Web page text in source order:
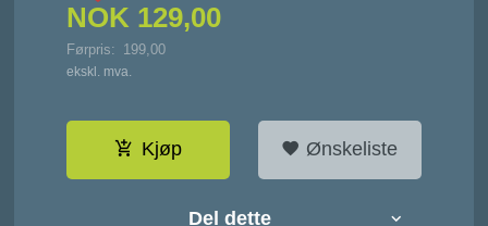
NOK 129,00
Førpris: 199,00
Rabatt
ekskl. mva.
Kjøp Ønskeliste
Del dette